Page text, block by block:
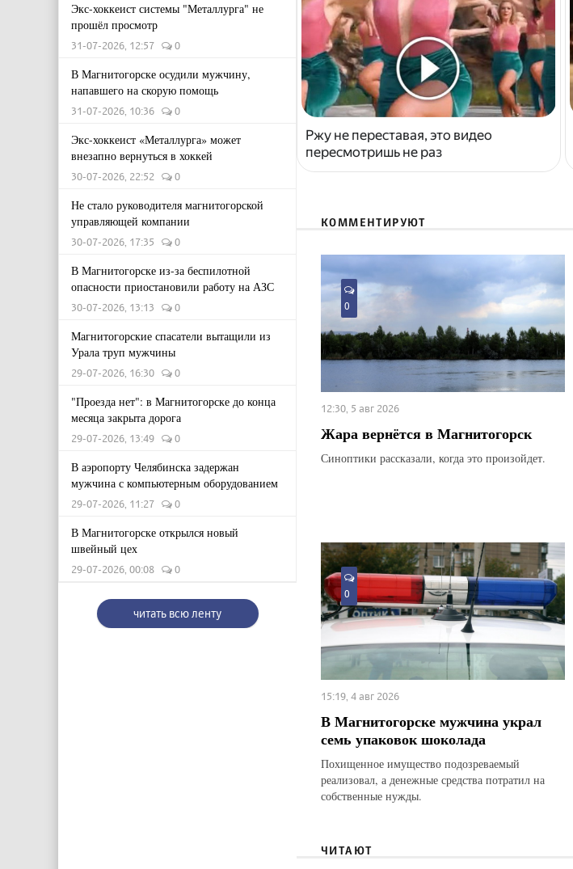
Экс-хоккеист системы "Металлурга" не
прошёл просмотр
31-07-2026, 12:57 0
В Магнитогорске осудили мужчину,
напавшего на скорую помощь
31-07-2026, 10:36 0
Экс-хоккеист «Металлурга» может
внезапно вернуться в хоккей
30-07-2026, 22:52 0
Не стало руководителя магнитогорской
управляющей компании
30-07-2026, 17:35 0
В Магнитогорске из-за беспилотной
опасности приостановили работу на АЗС
30-07-2026, 13:13 0
Магнитогорские спасатели вытащили из
Урала труп мужчины
29-07-2026, 16:30 0
"Проезда нет": в Магнитогорске до конца
месяца закрыта дорога
29-07-2026, 13:49 0
В аэропорту Челябинска задержан
мужчина с компьютерным оборудованием
29-07-2026, 11:27 0
В Магнитогорске открылся новый
швейный цех
29-07-2026, 00:08 0
читать всю ленту
Ржу не переставая, это видео
пересмотришь не раз
КОММЕНТИРУЮТ
0
12:30, 5 авг 2026
Жара вернётся в Магнитогорск
Синоптики рассказали, когда это произойдет.
0
15:19, 4 авг 2026
В Магнитогорске мужчина украл
семь упаковок шоколада
Похищенное имущество подозреваемый
реализовал, а денежные средства потратил на
собственные нужды.
ЧИТАЮТ